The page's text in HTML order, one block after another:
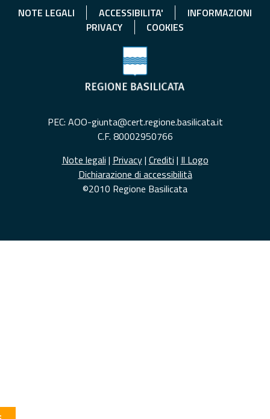
NOTE LEGALI ACCESSIBILITA'
INFORMAZIONI
PRIVACY
COOKIES
PEC: AOO-giunta@cert.regione.basilicata.it
C.F. 80002950766
Note legali | Privacy| Crediti | Il Logo
Dichiarazione di accessibilità
©2010 Regione Basilicata